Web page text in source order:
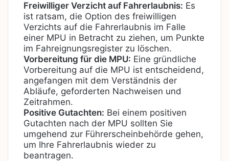
Freiwilliger Verzicht auf Fahrerlaubnis: Es
ist ratsam, die Option des freiwilligen
Verzichts auf die Fahrerlaubnis im Falle
einer MPU in Betracht zu ziehen, um Punkte
im Fahreignungsregister zu löschen.
Vorbereitung für die MPU: Eine gründliche
Vorbereitung auf die MPU ist entscheidend,
angefangen mit dem Verständnis der
Abläufe, geforderten Nachweisen und
Zeitrahmen.
Positive Gutachten: Bei einem positiven
Gutachten nach der MPU sollten Sie
umgehend zur Führerscheinbehörde gehen,
um Ihre Fahrerlaubnis wieder zu
beantragen.